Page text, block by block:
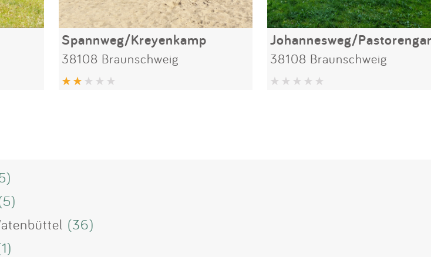
Spannweg/Kreyenkamp
38108 Braunschweig
Johannesweg/
38108 Braunschweig
(36)